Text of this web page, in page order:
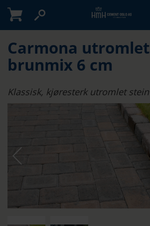
Carmona utromlet
brunmix 6 cm
Klassisk, kjøresterk utromlet stein